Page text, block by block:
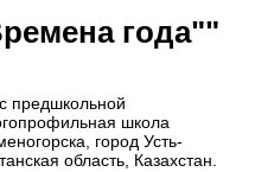
года""
предшкольной
школа
город Усть-
область, Казахстан.